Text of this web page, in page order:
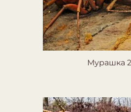
Мурашка 2